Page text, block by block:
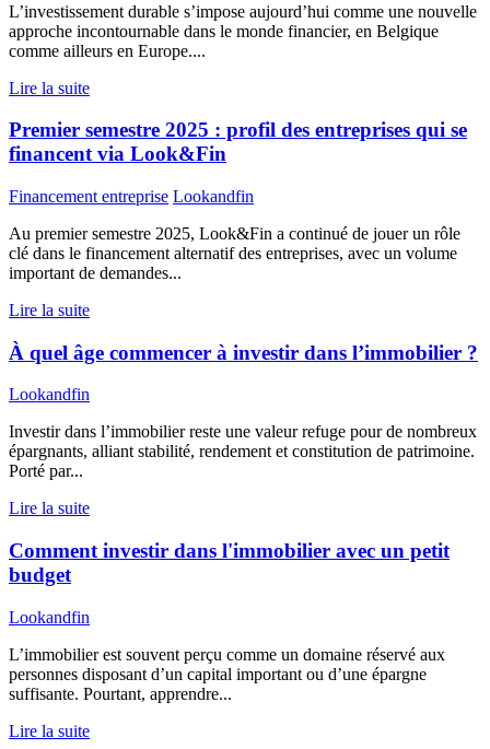
L’investissement durable s’impose aujourd’hui comme une nouvelle
approche incontournable dans le monde financier, en Belgique
comme ailleurs en Europe....
Lire la suite
Premier semestre 2025 : profil des entreprises qui se
financent via Look&Fin
Financement entreprise Lookandfin
Au premier semestre 2025, Look&Fin a continué de jouer un rôle
clé dans le financement alternatif des entreprises, avec un volume
important de demandes...
Lire la suite
À quel âge commencer à investir dans l’immobilier ?
Lookandfin
Investir dans l’immobilier reste une valeur refuge pour de nombreux
épargnants, alliant stabilité, rendement et constitution de patrimoine.
Porté par...
Lire la suite
Comment investir dans l'immobilier avec un petit
budget
Lookandfin
L’immobilier est souvent perçu comme un domaine réservé aux
personnes disposant d’un capital important ou d’une épargne
suffisante. Pourtant, apprendre...
Lire la suite